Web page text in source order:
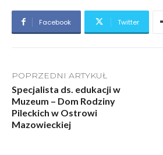
Facebook Twitter
POPRZEDNI ARTYKUŁ
Specjalista ds. edukacji w
Muzeum – Dom Rodziny
Pileckich w Ostrowi
Mazowieckiej